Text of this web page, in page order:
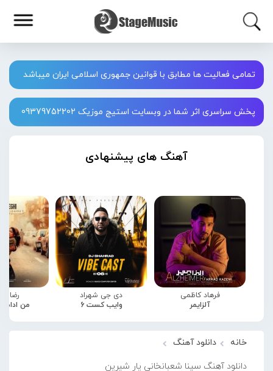
تمامی فعالیت ها مطابق با قوانین جمهوری اسلامی ایران میباشد
پخش سراسری اثر شما در وبسایت استیج موزیک 09379752202
آهنگ های پیشنهادی
فرهاد کاظمی
آلزایمر
دی جی شهراد
وایب کست 6
رضا
من
خانه دانلود آهنگ
دانلود آهنگ سینا شعبانخانی یار شیرین